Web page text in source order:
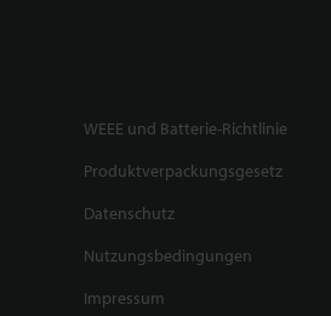
WEEE und Batterie-Richtlinie
Produktverpackungsgesetz
Datenschutz
Nutzungsbedingungen
Impressum